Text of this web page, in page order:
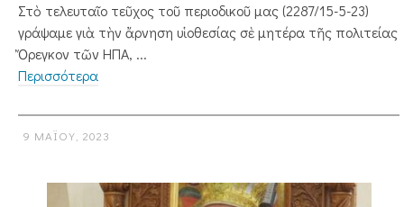
Στὸ τελευταῖο τεῦχος τοῦ περιοδικοῦ μας (2287/15-5-23)
γράψαμε γιὰ τὴν ἄρνηση υἱοθεσίας σὲ μητέρα τῆς πολιτείας
Ὄρεγ­κον τῶν ΗΠΑ, ...
Περισσότερα
9 ΜΑΪ́ΟΥ, 2023